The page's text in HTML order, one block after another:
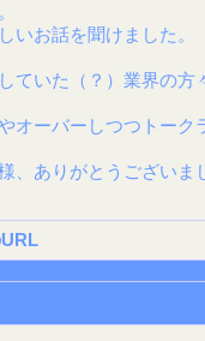
いお話を聞けました。
ていた（？）業界の方
オーバーしつつトーク
、ありがとうございま